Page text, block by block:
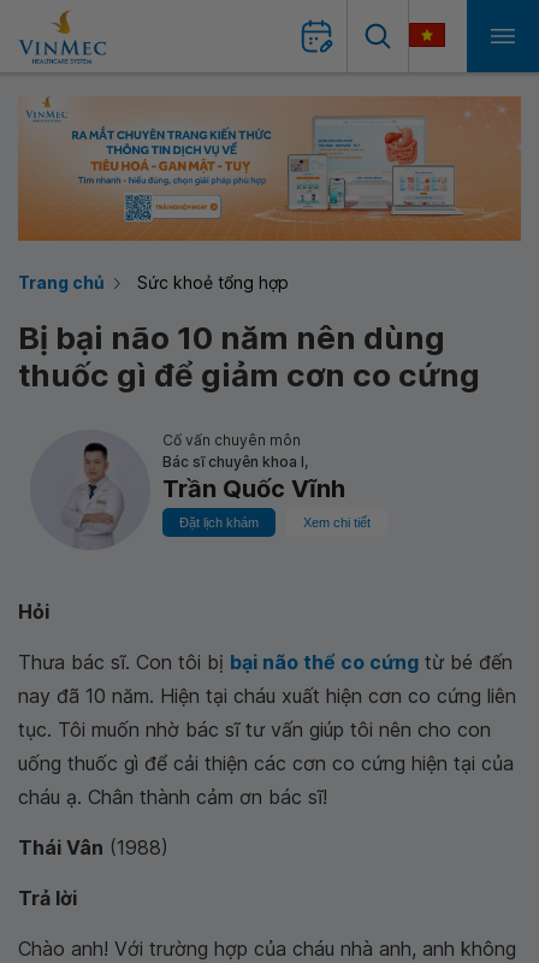
Trang chủ Sức khoẻ tổng hợp
Bị bại não 10 năm nên dùng
thuốc gì để giảm cơn co cứng
Cố vấn chuyên môn
Bác sĩ chuyên khoa I,
Trần Quốc Vĩnh
Đặt lịch khám Xem chi tiết
Hỏi
Thưa bác sĩ. Con tôi bị bại não thể co cứng từ bé đến
nay đã 10 năm. Hiện tại cháu xuất hiện cơn co cứng liên
tục. Tôi muốn nhờ bác sĩ tư vấn giúp tôi nên cho con
uống thuốc gì để cải thiện các cơn co cứng hiện tại của
cháu ạ. Chân thành cảm ơn bác sĩ!
Thái Vân (1988)
Trả lời
Chào anh! Với trường hợp của cháu nhà anh, anh không